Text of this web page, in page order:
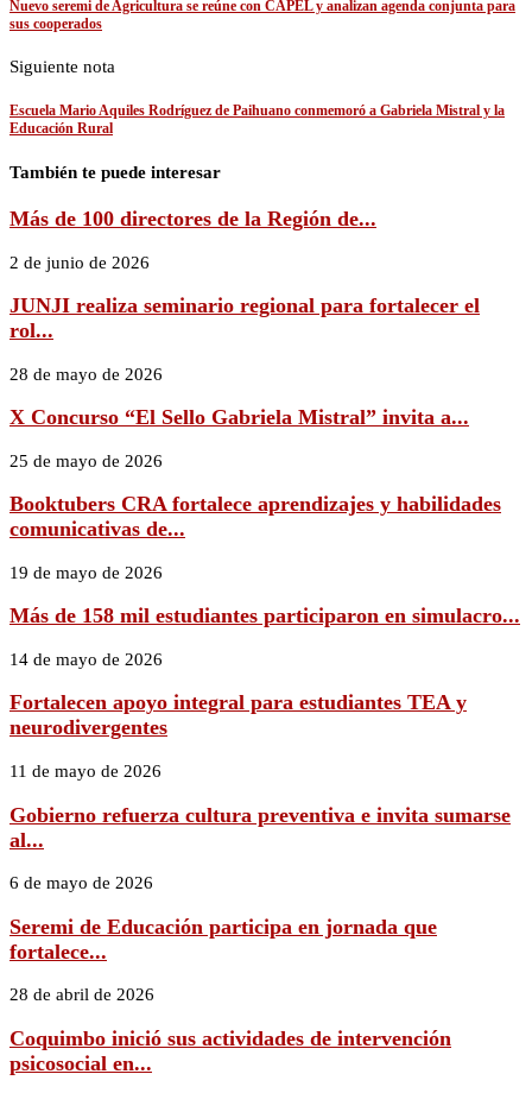
Nuevo seremi de Agricultura se reúne con CAPEL y analizan agenda conjunta para
sus cooperados
Siguiente nota
Escuela Mario Aquiles Rodríguez de Paihuano conmemoró a Gabriela Mistral y la
Educación Rural
También te puede interesar
Más de 100 directores de la Región de...
2 de junio de 2026
JUNJI realiza seminario regional para fortalecer el
rol...
28 de mayo de 2026
X Concurso “El Sello Gabriela Mistral” invita a...
25 de mayo de 2026
Booktubers CRA fortalece aprendizajes y habilidades
comunicativas de...
19 de mayo de 2026
Más de 158 mil estudiantes participaron en simulacro...
14 de mayo de 2026
Fortalecen apoyo integral para estudiantes TEA y
neurodivergentes
11 de mayo de 2026
Gobierno refuerza cultura preventiva e invita sumarse
al...
6 de mayo de 2026
Seremi de Educación participa en jornada que
fortalece...
28 de abril de 2026
Coquimbo inició sus actividades de intervención
psicosocial en...